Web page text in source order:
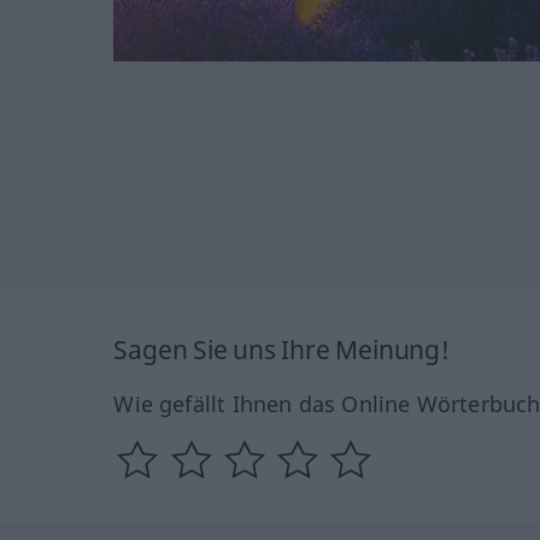
Sagen Sie uns Ihre Meinung!
Wie gefällt Ihnen das Online